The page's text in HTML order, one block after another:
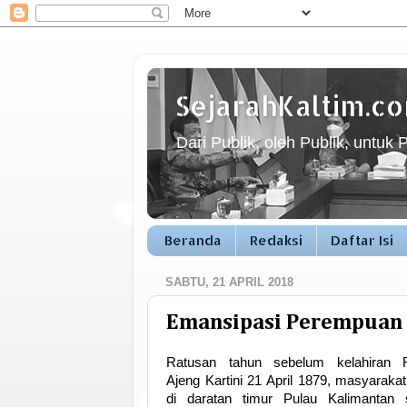
Dari Publik, oleh Publik, untuk
Beranda Redaksi Daftar Isi
SABTU, 21 APRIL 2018
Emansipasi
Ratusan tahun sebelum kelahiran
Ajeng Kartini 21 April 1879,
di daratan timur Pulau Kalimantan